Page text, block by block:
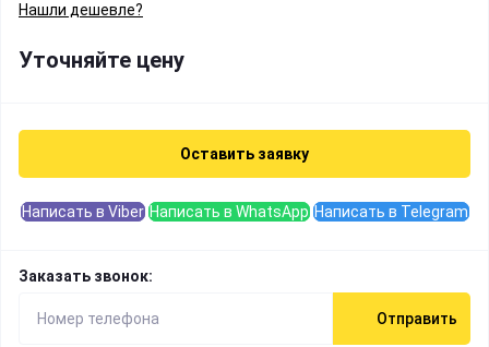
Нашли дешевле?
Уточняйте цену
Оставить заявку
Написать в Viber Написать в WhatsApp Написать в Telegram
Заказать звонок:
Отправить